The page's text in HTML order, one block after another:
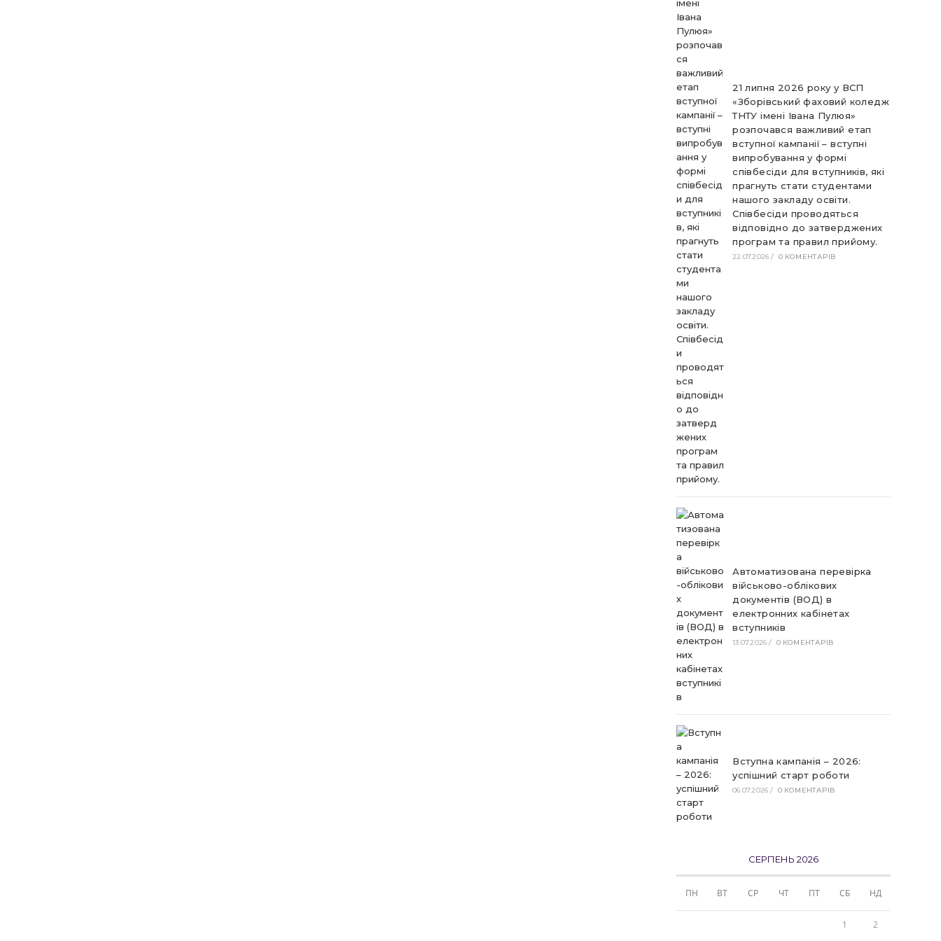
21 липня 2026 року у ВСП
«Зборівський фаховий коледж
ТНТУ імені Івана Пулюя»
розпочався важливий етап
вступної кампанії – вступні
випробування у формі
співбесіди для вступників, які
прагнуть стати студентами
нашого закладу освіти.
Співбесіди проводяться
відповідно до затверджених
програм та правил прийому.
22.07.2026 / 0 КОМЕНТАРІВ
Автоматизована перевірка
військово-облікових
документів (ВОД) в
електронних кабінетах
вступників
13.07.2026 / 0 КОМЕНТАРІВ
Вступна кампанія – 2026:
успішний старт роботи
06.07.2026 / 0 КОМЕНТАРІВ
СЕРПЕНЬ 2026
ПН ВТ СР ЧТ ПТ СБ НД
1 2